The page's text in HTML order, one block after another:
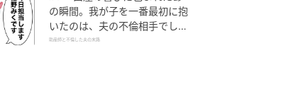
の瞬間。我が子を一番最初に抱
いたのは、夫の不倫相手でし
た。
助産師と不倫した夫の末路